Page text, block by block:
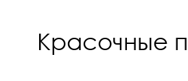
Красочные